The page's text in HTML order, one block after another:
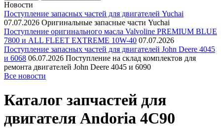
Новости
Поступление запасных частей для двигателей Yuchai
07.07.2026 Оригинальные запасные части Yuchai
Поступление оригинального масла Valvoline PREMIUM BLUE
7800 и ALL FLEET EXTREME 10W-40 07.07.2026
Поступление запасных частей для двигателей John Deere 4045
и 6068 06.07.2026 Поступление на склад комплектов для
ремонта двигателей John Deere 4045 и 6090
Все новости
Каталог запчастей для
двигателя Andoria 4C90